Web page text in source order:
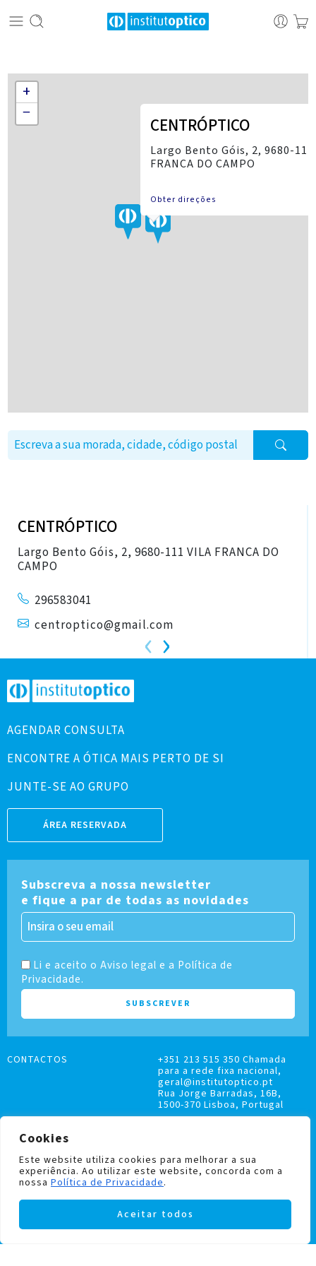
Cookies
Este website utiliza cookies para melhorar a sua
experiência. Ao utilizar este website, concorda com a
nossa Política de Privacidade.
Aceitar todos
CENTRÓPTICO
Largo Bento Góis, 2, 9680-111
FRANCA DO CAMPO
Obter direções
+
−
CENTRÓPTICO
Largo Bento Góis, 2, 9680-111 VILA FRANCA DO
CAMPO
296583041
centroptico@gmail.com
‹›
AGENDAR CONSULTA
ENCONTRE A ÓTICA MAIS PERTO DE SI
JUNTE-SE AO GRUPO
ÁREA RESERVADA
Subscreva a nossa newsletter
e fique a par de todas as novidades
Li e aceito o Aviso legal e a Política de
Privacidade.
LIVRO DE RECLAMAÇÕES
POLÍTICA DE PRIVACIDADE E COOKIES
CONTACTOS
+351 213 515 350 Chamada
para a rede fixa nacional,
geral@institutoptico.pt
Rua Jorge Barradas, 16B,
1500-370 Lisboa, Portugal